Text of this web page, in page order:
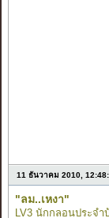
11 ธันวาคม 2010,
"ลม..เหงา"
LV3 นักกลอนประจำ